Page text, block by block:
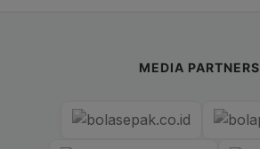
MEDIA PARTNERS